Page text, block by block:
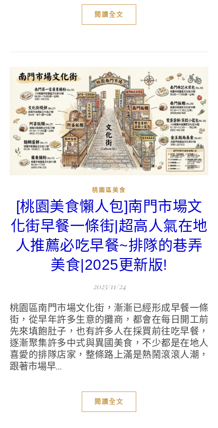
閱讀全文
桃園區美食
[桃園美食懶人包]南門市場文
化街早餐一條街|超高人氣在地
人推薦必吃早餐~排隊的巷弄
美食|2025更新版!
2025/11/24
桃園區南門市場文化街，漸漸已經形成早餐一條
街，從早年許多生意的攤商，都會在每日開工前
先來填飽肚子，也有許多人在採買前往吃早餐，
逐漸聚集許多中式與異國美食，不少都是在地人
喜愛的排隊店家，整條路上滿是熱鬧滾滾人潮，
跟著市場早...
閱讀全文